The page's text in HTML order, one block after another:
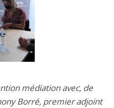
médiation avec, de
Borré, premier adjoint